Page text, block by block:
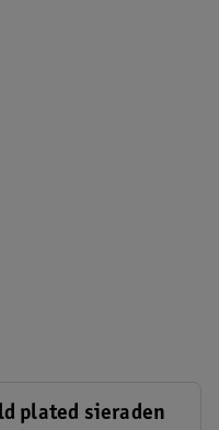
plated sieraden